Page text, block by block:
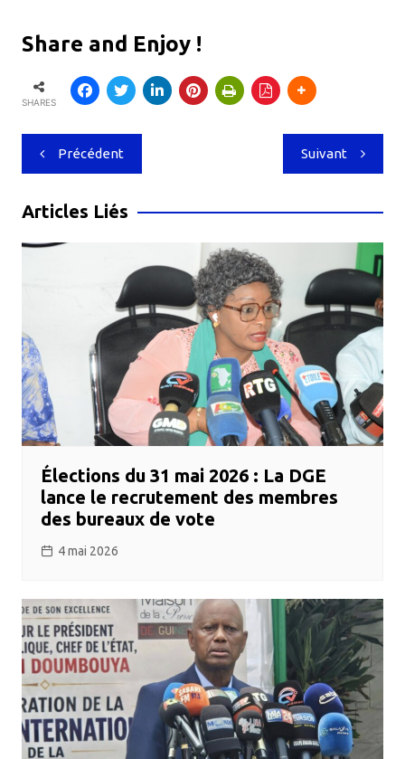
Share and Enjoy !
SHARES
Navigation
de
l’article
Précédent Suivant
Articles Liés
Élections du 31 mai 2026 : La DGE
lance le recrutement des membres
des bureaux de vote
4 mai 2026